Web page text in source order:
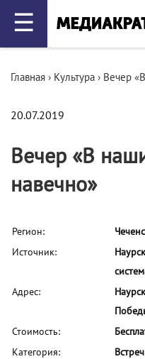
☰
Главная › Культура › Вечер
20.07.2019
Вечер «В
навечно»
Регион:
Источник:
Адрес:
Стоимость:
Категория: